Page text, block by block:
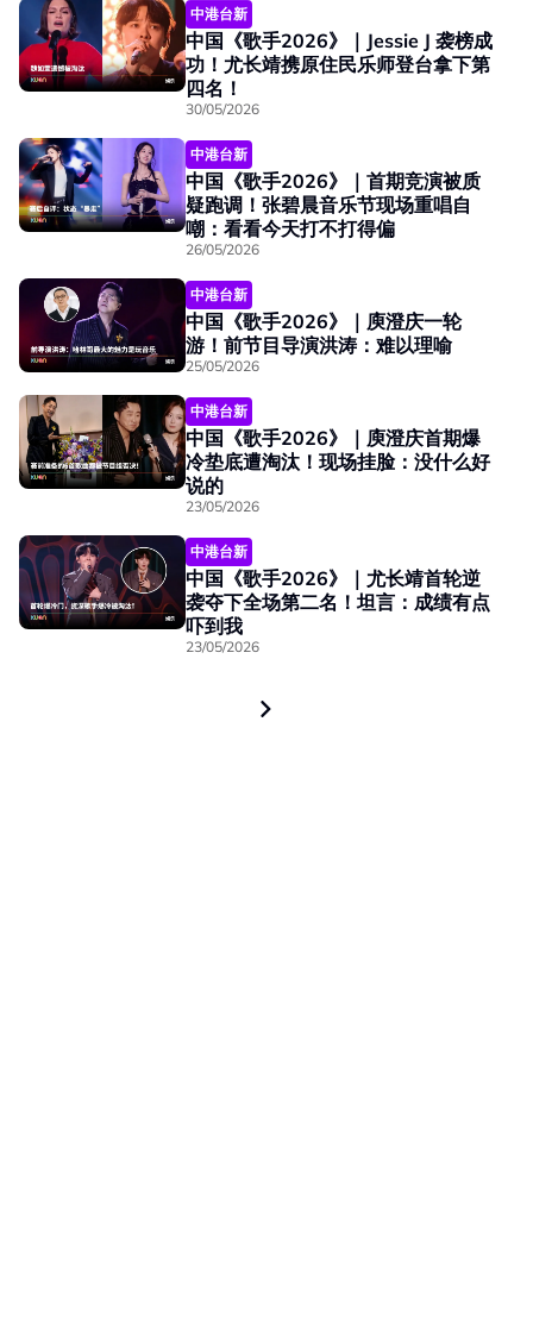
中港台新
中国《歌手2026》｜Jessie J 袭榜成
功！尤长靖携原住民乐师登台拿下第
四名！
30/05/2026
中港台新
中国《歌手2026》｜首期竞演被质
疑跑调！张碧晨音乐节现场重唱自
嘲：看看今天打不打得偏
26/05/2026
中港台新
中国《歌手2026》｜庾澄庆一轮
游！前节目导演洪涛：难以理喻
25/05/2026
中港台新
中国《歌手2026》｜庾澄庆首期爆
冷垫底遭淘汰！现场挂脸：没什么好
说的
23/05/2026
中港台新
中国《歌手2026》｜尤长靖首轮逆
袭夺下全场第二名！坦言：成绩有点
吓到我
23/05/2026